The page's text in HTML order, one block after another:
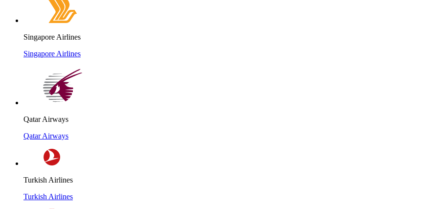
Singapore Airlines
Singapore Airlines
Qatar Airways
Qatar Airways
Turkish Airlines
Turkish Airlines